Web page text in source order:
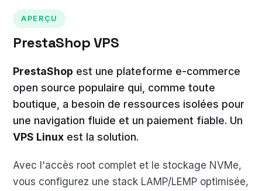
APERÇU
PrestaShop VPS
PrestaShop est une plateforme e-commerce
open source populaire qui, comme toute
boutique, a besoin de ressources isolées pour
une navigation fluide et un paiement fiable. Un
VPS Linux est la solution.
Avec l'accès root complet et le stockage NVMe,
vous configurez une stack LAMP/LEMP optimisée,